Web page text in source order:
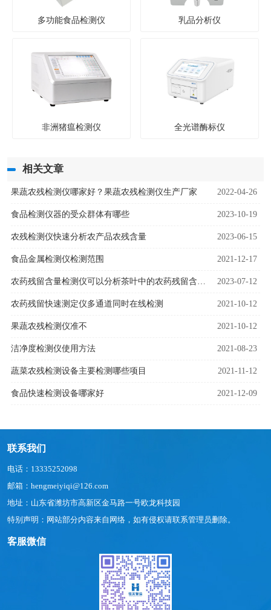
多功能食品检测仪 乳品分析仪
非洲猪瘟检测仪 全光谱酶标仪
相关文章
果蔬农残检测仪哪家好？果蔬农残检测仪生产厂家 2022-04-26
食品检测仪器的受众群体有哪些 2023-10-19
农残检测仪快速分析农产品农残含量 2023-06-15
食品金属检测仪检测范围 2021-12-17
农药残留含量检测仪可以分析茶叶中的农药残留含量吗 2023-07-12
农药残留快速测定仪多通道同时在线检测 2021-10-12
果蔬农残检测仪准不 2021-10-12
洁净度检测仪使用方法 2021-08-23
蔬菜农残检测设备主要检测哪些项目 2021-11-12
食品快速检测设备哪家好 2021-12-09
联系我们
电话：13335252098
邮箱：hengmeiyiqi@126.com
地址：山东省潍坊市高新区金马路一号欧龙科技园
特别声明：网站部分内容来自网络，如有侵权请联系管理员删除。
客服微信